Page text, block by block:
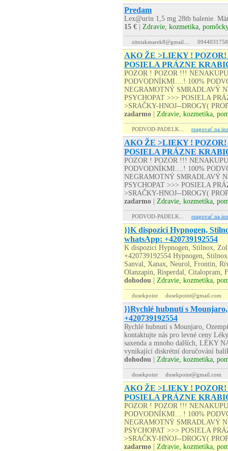
Predam
Lex@urin 1,5 mg 28tb balenie.
15 €
Zdravie, kozmetika,
zitniakmarek8@gmail.... 0944031758
AKO ŽE >LIEKY !
POSIELA PRÁZNE
POZOR ! POZOR !!!
PODVODNÍKMI....! 100%
NEGRAMOTNÝ SMRADLAVÝ
PSYCHOPAT >>> POSIELA
>SRAČKY-HNOJ--DROGY(
zadarmo
Zdravie, kozmetika,
PODVOD-PADELK... reagovať na
AKO ŽE >LIEKY !
POSIELA PRÁZNE
POZOR ! POZOR !!!
PODVODNÍKMI....! 100%
NEGRAMOTNÝ SMRADLAVÝ
PSYCHOPAT >>> POSIELA
>SRAČKY-HNOJ--DROGY(
zadarmo
Zdravie, kozmetika,
PODVOD-PADELK... reagovať na
}}K dispozici Hypnogen,
whatsApp: +420739192554
K dispozici Hypnogen, Stilnox,
+420739192554 Hypnogen,
Sanval, Xanax, Neurol, Frontin,
Olanzapin, Risperdal,
dohodou
Zdravie, kozmetika,
dusekpoint dusekpoint@gmail.com
}}Rychlé hubnutí s Mounjaro,
+420739192554
Rychlé hubnutí s Mounjaro,
kontaktujte nás pro levné ceny
saxenda a mnoho dalších, LÉKY
vynikající diskrétní doručování
dohodou
Zdravie, kozmetika,
dusekpoint dusekpoint@gmail.com
AKO ŽE >LIEKY !
POSIELA PRÁZNE
POZOR ! POZOR !!!
PODVODNÍKMI....! 100%
NEGRAMOTNÝ SMRADLAVÝ
PSYCHOPAT >>> POSIELA
>SRAČKY-HNOJ--DROGY(
zadarmo
Zdravie, kozmetika,